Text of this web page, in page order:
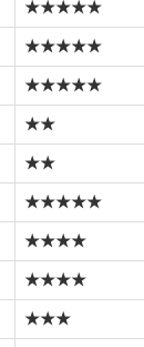
★★★★★
★★★★★
★★★★★
★★
★★
★★★★★
★★★★
★★★★
★★★